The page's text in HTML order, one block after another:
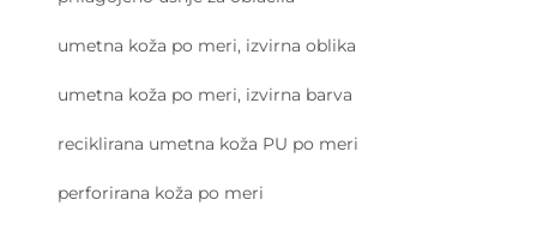
umetna koža po meri, izvirna oblika
umetna koža po meri, izvirna barva
reciklirana umetna koža PU po meri
perforirana koža po meri